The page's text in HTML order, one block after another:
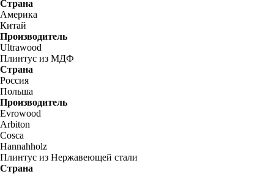
Страна
Америка
Китай
Производитель
Ultrawood
Плинтус из МДФ
Страна
Россия
Польша
Производитель
Evrowood
Arbiton
Cosca
Hannahholz
Плинтус из Нержавеющей стали
Страна